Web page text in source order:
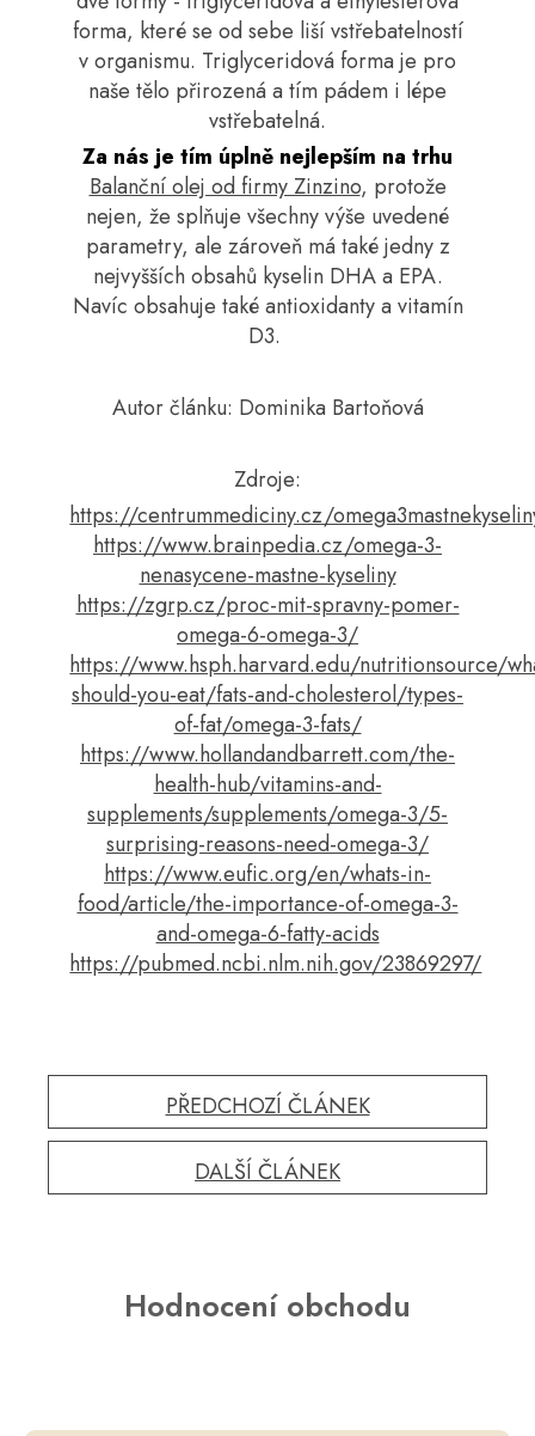
forma, které se od sebe liší vstřebatelností
v organismu. Triglyceridová forma je pro
naše tělo přirozená a tím pádem i lépe
vstřebatelná.
Za nás je tím úplně nejlepším na trhu
Balanční olej od firmy Zinzino, protože
nejen, že splňuje všechny výše uvedené
parametry, ale zároveň má také jedny z
nejvyšších obsahů kyselin DHA a EPA.
Navíc obsahuje také antioxidanty a vitamín
D3.
Autor článku: Dominika Bartoňová
Zdroje:
https://centrummediciny.cz/
https://www.brainpedia.cz/omega-3-
nenasycene-mastne-kyseliny
https://zgrp.cz/proc-mit-spravny-pomer-
omega-6-omega-3/
https://www.hsph.harvard.edu/nutritionsource/
should-you-eat/fats-and-cholesterol/types-
of-fat/omega-3-fats/
https://www.hollandandbarrett.com/the-
health-hub/vitamins-and-
supplements/supplements/omega-3/5-
surprising-reasons-need-omega-3/
https://www.eufic.org/en/whats-in-
food/article/the-importance-of-omega-3-
and-omega-6-fatty-acids
https://pubmed.ncbi.nlm.nih.gov/23869297/
PŘEDCHOZÍ ČLÁNEK
DALŠÍ ČLÁNEK
Hodnocení obchodu